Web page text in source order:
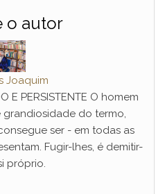
o autor
Joaquim
E PERSISTENTE O homem
do termo,
ser - em todas as
Fugir-lhes, é demitir-
próprio.